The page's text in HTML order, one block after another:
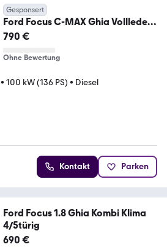
Gesponsert
Ford Focus C-MAX Ghia Vollleder
Navi HU 01.2026
790 €
Ohne Bewertung
• 100 kW (136 PS) • Diesel
Kontakt Parken
Ford Focus 1.8 Ghia Kombi Klima
4/5türig
690 €